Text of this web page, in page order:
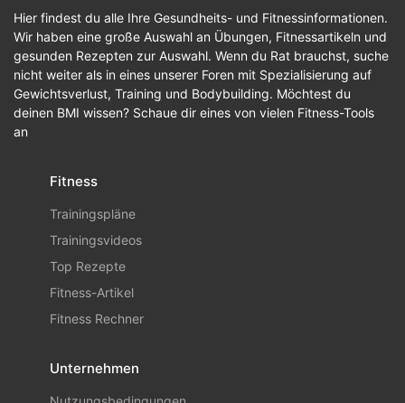
Hier findest du alle Ihre Gesundheits- und Fitnessinformationen.
Wir haben eine große Auswahl an Übungen, Fitnessartikeln und
gesunden Rezepten zur Auswahl. Wenn du Rat brauchst, suche
nicht weiter als in eines unserer Foren mit Spezialisierung auf
Gewichtsverlust, Training und Bodybuilding. Möchtest du
deinen BMI wissen? Schaue dir eines von vielen Fitness-Tools
an
Fitness
Trainingspläne
Trainingsvideos
Top Rezepte
Fitness-Artikel
Fitness Rechner
Unternehmen